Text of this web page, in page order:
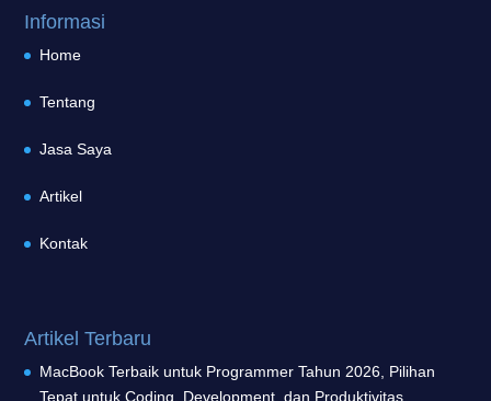
Informasi
Home
Tentang
Jasa Saya
Artikel
Kontak
Artikel Terbaru
MacBook Terbaik untuk Programmer Tahun 2026, Pilihan
Tepat untuk Coding, Development, dan Produktivitas